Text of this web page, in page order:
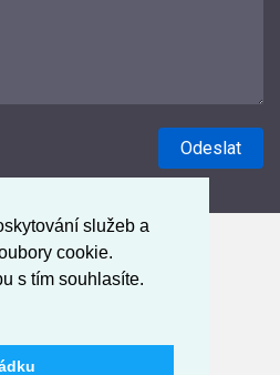
služeb a
cookie.
s tím souhlasíte.